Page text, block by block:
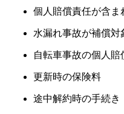
個人賠償責任が含ま
水漏れ事故が補償対
自転車事故の個人賠
更新時の保険料
途中解約時の手続き